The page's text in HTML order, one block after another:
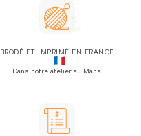
BRODÉ ET IMPRIMÉ EN FRANCE
Dans notre atelier au Mans